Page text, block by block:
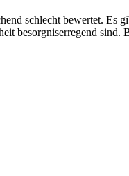
schlecht bewertet. Es
besorgniserregend